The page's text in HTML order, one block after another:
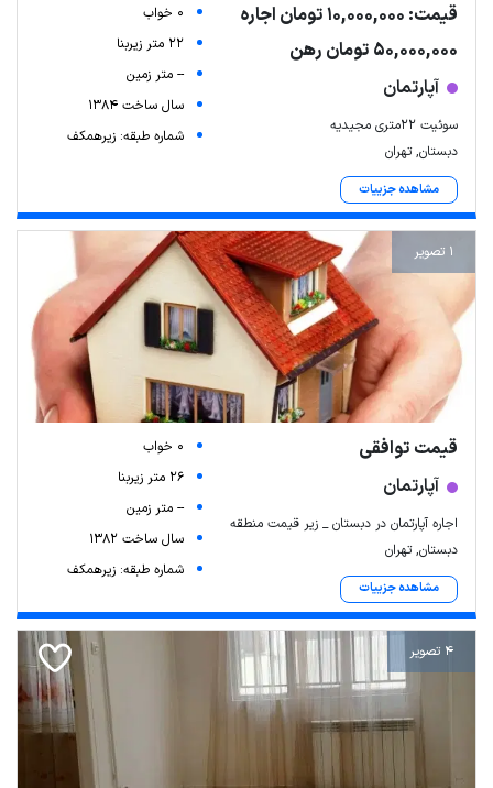
قیمت: 10,000,000 تومان اجاره
50,000,000 تومان رهن
آپارتمان
سوئیت ۲۲متری مجیدیه
دبستان, تهران
مشاهده جزییات
0 خواب
22 متر زیربنا
-- متر زمین
سال ساخت 1384
شماره طبقه: زیرهمکف
1 تصویر
قیمت توافقی
آپارتمان
اجاره آپارتمان در دبستان _ زیر قیمت منطقه
دبستان, تهران
مشاهده جزییات
0 خواب
26 متر زیربنا
-- متر زمین
سال ساخت 1382
شماره طبقه: زیرهمکف
4 تصویر